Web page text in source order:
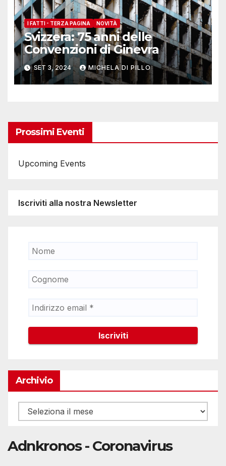
I FATTI - TERZA PAGINA NOVITÀ
Svizzera: 75 anni delle
Convenzioni di Ginevra
SET 3, 2024 MICHELA DI PILLO
Prossimi Eventi
Upcoming Events
Iscriviti alla nostra Newsletter
Archivio
Archivio
Adnkronos - Coronavirus